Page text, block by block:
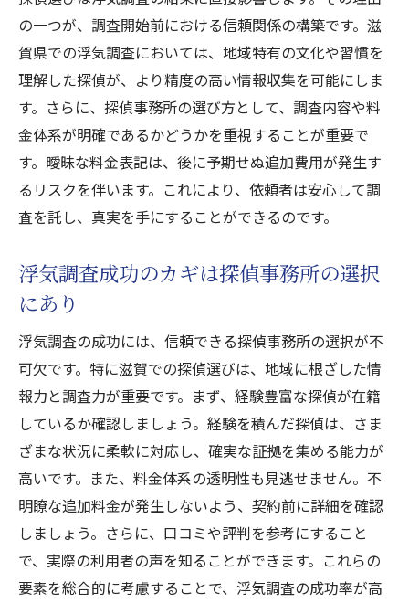
の一つが、調査開始前における信頼関係の構築です。滋
賀県での浮気調査においては、地域特有の文化や習慣を
理解した探偵が、より精度の高い情報収集を可能にしま
す。さらに、探偵事務所の選び方として、調査内容や料
金体系が明確であるかどうかを重視することが重要で
す。曖昧な料金表記は、後に予期せぬ追加費用が発生す
るリスクを伴います。これにより、依頼者は安心して調
査を託し、真実を手にすることができるのです。
浮気調査成功のカギは探偵事務所の選択
にあり
浮気調査の成功には、信頼できる探偵事務所の選択が不
可欠です。特に滋賀での探偵選びは、地域に根ざした情
報力と調査力が重要です。まず、経験豊富な探偵が在籍
しているか確認しましょう。経験を積んだ探偵は、さま
ざまな状況に柔軟に対応し、確実な証拠を集める能力が
高いです。また、料金体系の透明性も見逃せません。不
明瞭な追加料金が発生しないよう、契約前に詳細を確認
しましょう。さらに、口コミや評判を参考にすること
で、実際の利用者の声を知ることができます。これらの
要素を総合的に考慮することで、浮気調査の成功率が高